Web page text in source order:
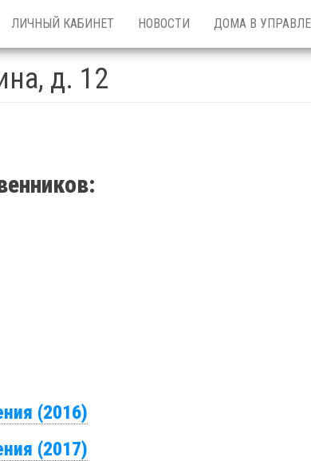
ЛИЧНЫЙ КАБИНЕТ НОВОСТИ ДОМА В
д. 12
(2016)
(2017)